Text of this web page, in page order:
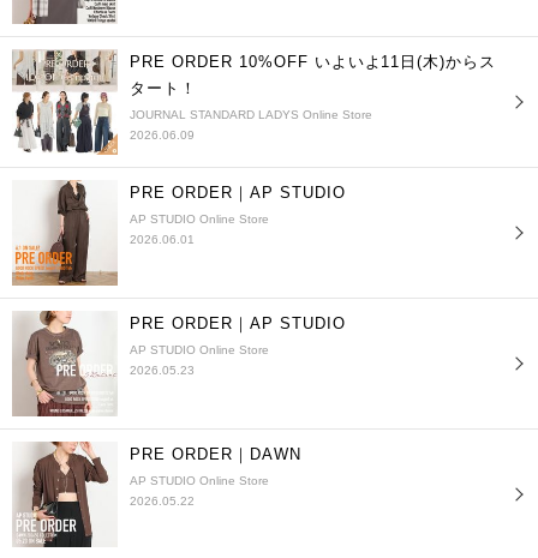
PRE ORDER 10%OFF いよいよ11日(木)からス
タート！
JOURNAL STANDARD LADYS Online Store
2026.06.09
PRE ORDER｜AP STUDIO
AP STUDIO Online Store
2026.06.01
PRE ORDER｜AP STUDIO
AP STUDIO Online Store
2026.05.23
PRE ORDER｜DAWN
AP STUDIO Online Store
2026.05.22